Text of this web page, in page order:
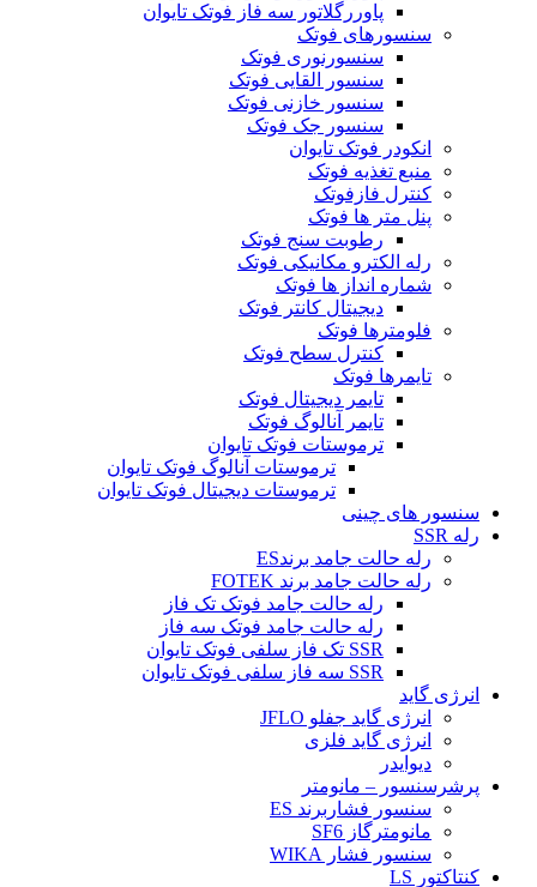
پاوررگلاتور سه فاز فوتک تایوان
سنسورهای فوتک
سنسورنوری فوتک
سنسور القایی فوتک
سنسور خازنی فوتک
سنسور جک فوتک
انکودر فوتک تایوان
منبع تغذیه فوتک
کنترل فازفوتک
پنل متر ها فوتک
رطوبت سنج فوتک
رله الکترو مکانیکی فوتک
شماره انداز ها فوتک
دیجیتال کانتر فوتک
فلومترها فوتک
کنترل سطح فوتک
تایمرها فوتک
تایمر دیجیتال فوتک
تایمر آنالوگ فوتک
ترموستات فوتک تایوان
ترموستات آنالوگ فوتک تایوان
ترموستات دیجیتال فوتک تایوان
سنسور های چینی
رله SSR
رله حالت جامد برندES
رله حالت جامد برند FOTEK
رله حالت جامد فوتک تک فاز
رله حالت جامد فوتک سه فاز
SSR تک فاز سلفی فوتک تایوان
SSR سه فاز سلفی فوتک تایوان
انرژی گاید
انرژی گاید جفلو JFLO
انرژی گاید فلزی
دیوایدر
پرشرسنسور – مانومتر
سنسور فشاربرند ES
مانومترگاز SF6
سنسور فشار WIKA
کنتاکتور LS